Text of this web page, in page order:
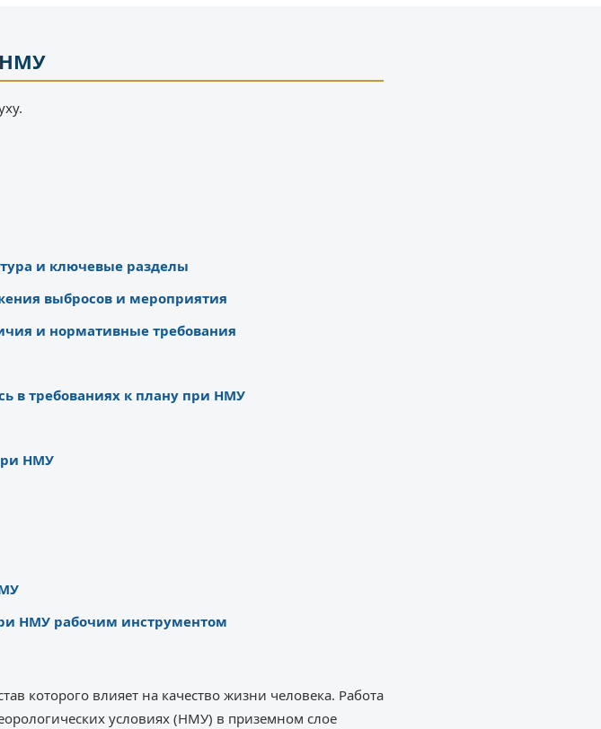
НМУ
и ключевые разделы
выбросов и мероприятия
и нормативные требования
в требованиях к плану при НМУ
НМУ
НМУ рабочим инструментом
которого влияет на качество жизни человека. Работа
условиях (НМУ) в приземном слое